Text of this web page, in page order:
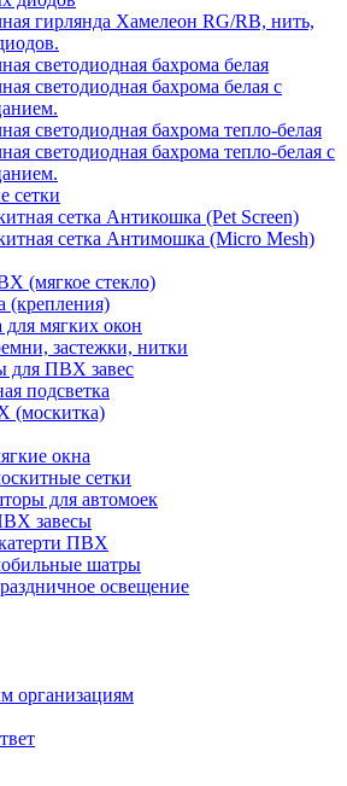
гирлянда Хамелеон RG/RB, нить,
светодиодная бахрома белая
светодиодная бахрома белая с
светодиодная бахрома тепло-белая
светодиодная бахрома тепло-белая с
сетки
сетка Антикошка (Pet Screen)
сетка Антимошка (Micro Mesh)
(мягкое стекло)
(крепления)
для мягких окон
застежки, нитки
для ПВХ завес
подсветка
(москитка)
окна
сетки
для автомоек
завесы
ПВХ
шатры
освещение
организациям